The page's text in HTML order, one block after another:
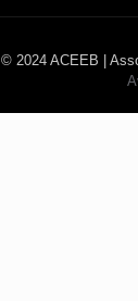
© 2024 ACEEB |